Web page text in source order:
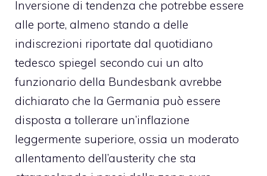
Inversione di tendenza che potrebbe essere
alle porte, almeno stando a delle
indiscrezioni riportate dal quotidiano
tedesco spiegel secondo cui un alto
funzionario della Bundesbank avrebbe
dichiarato che la Germania può essere
disposta a tollerare un’inflazione
leggermente superiore, ossia un moderato
allentamento dell’austerity che sta